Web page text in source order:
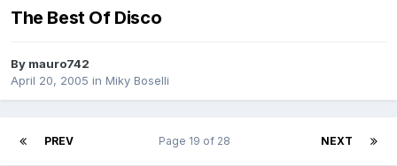
The Best Of Disco
By mauro742
April 20, 2005 in Miky Boselli
PREV NEXT
Page 19 of 28